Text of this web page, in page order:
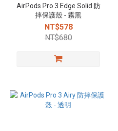
AirPods Pro 3 Edge Solid 防
摔保護殼 - 霧黑
NT$578
NT$680